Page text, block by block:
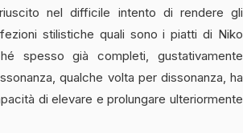
nel difficile intento di rendere gli
stilistiche quali sono i piatti di Niko
spesso già completi, gustativamente
qualche volta per dissonanza, ha
di elevare e prolungare ulteriormente